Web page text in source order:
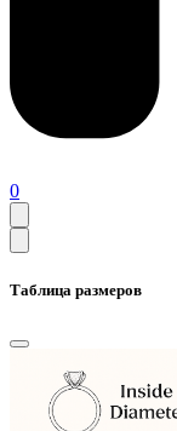
0
Таблица размеров